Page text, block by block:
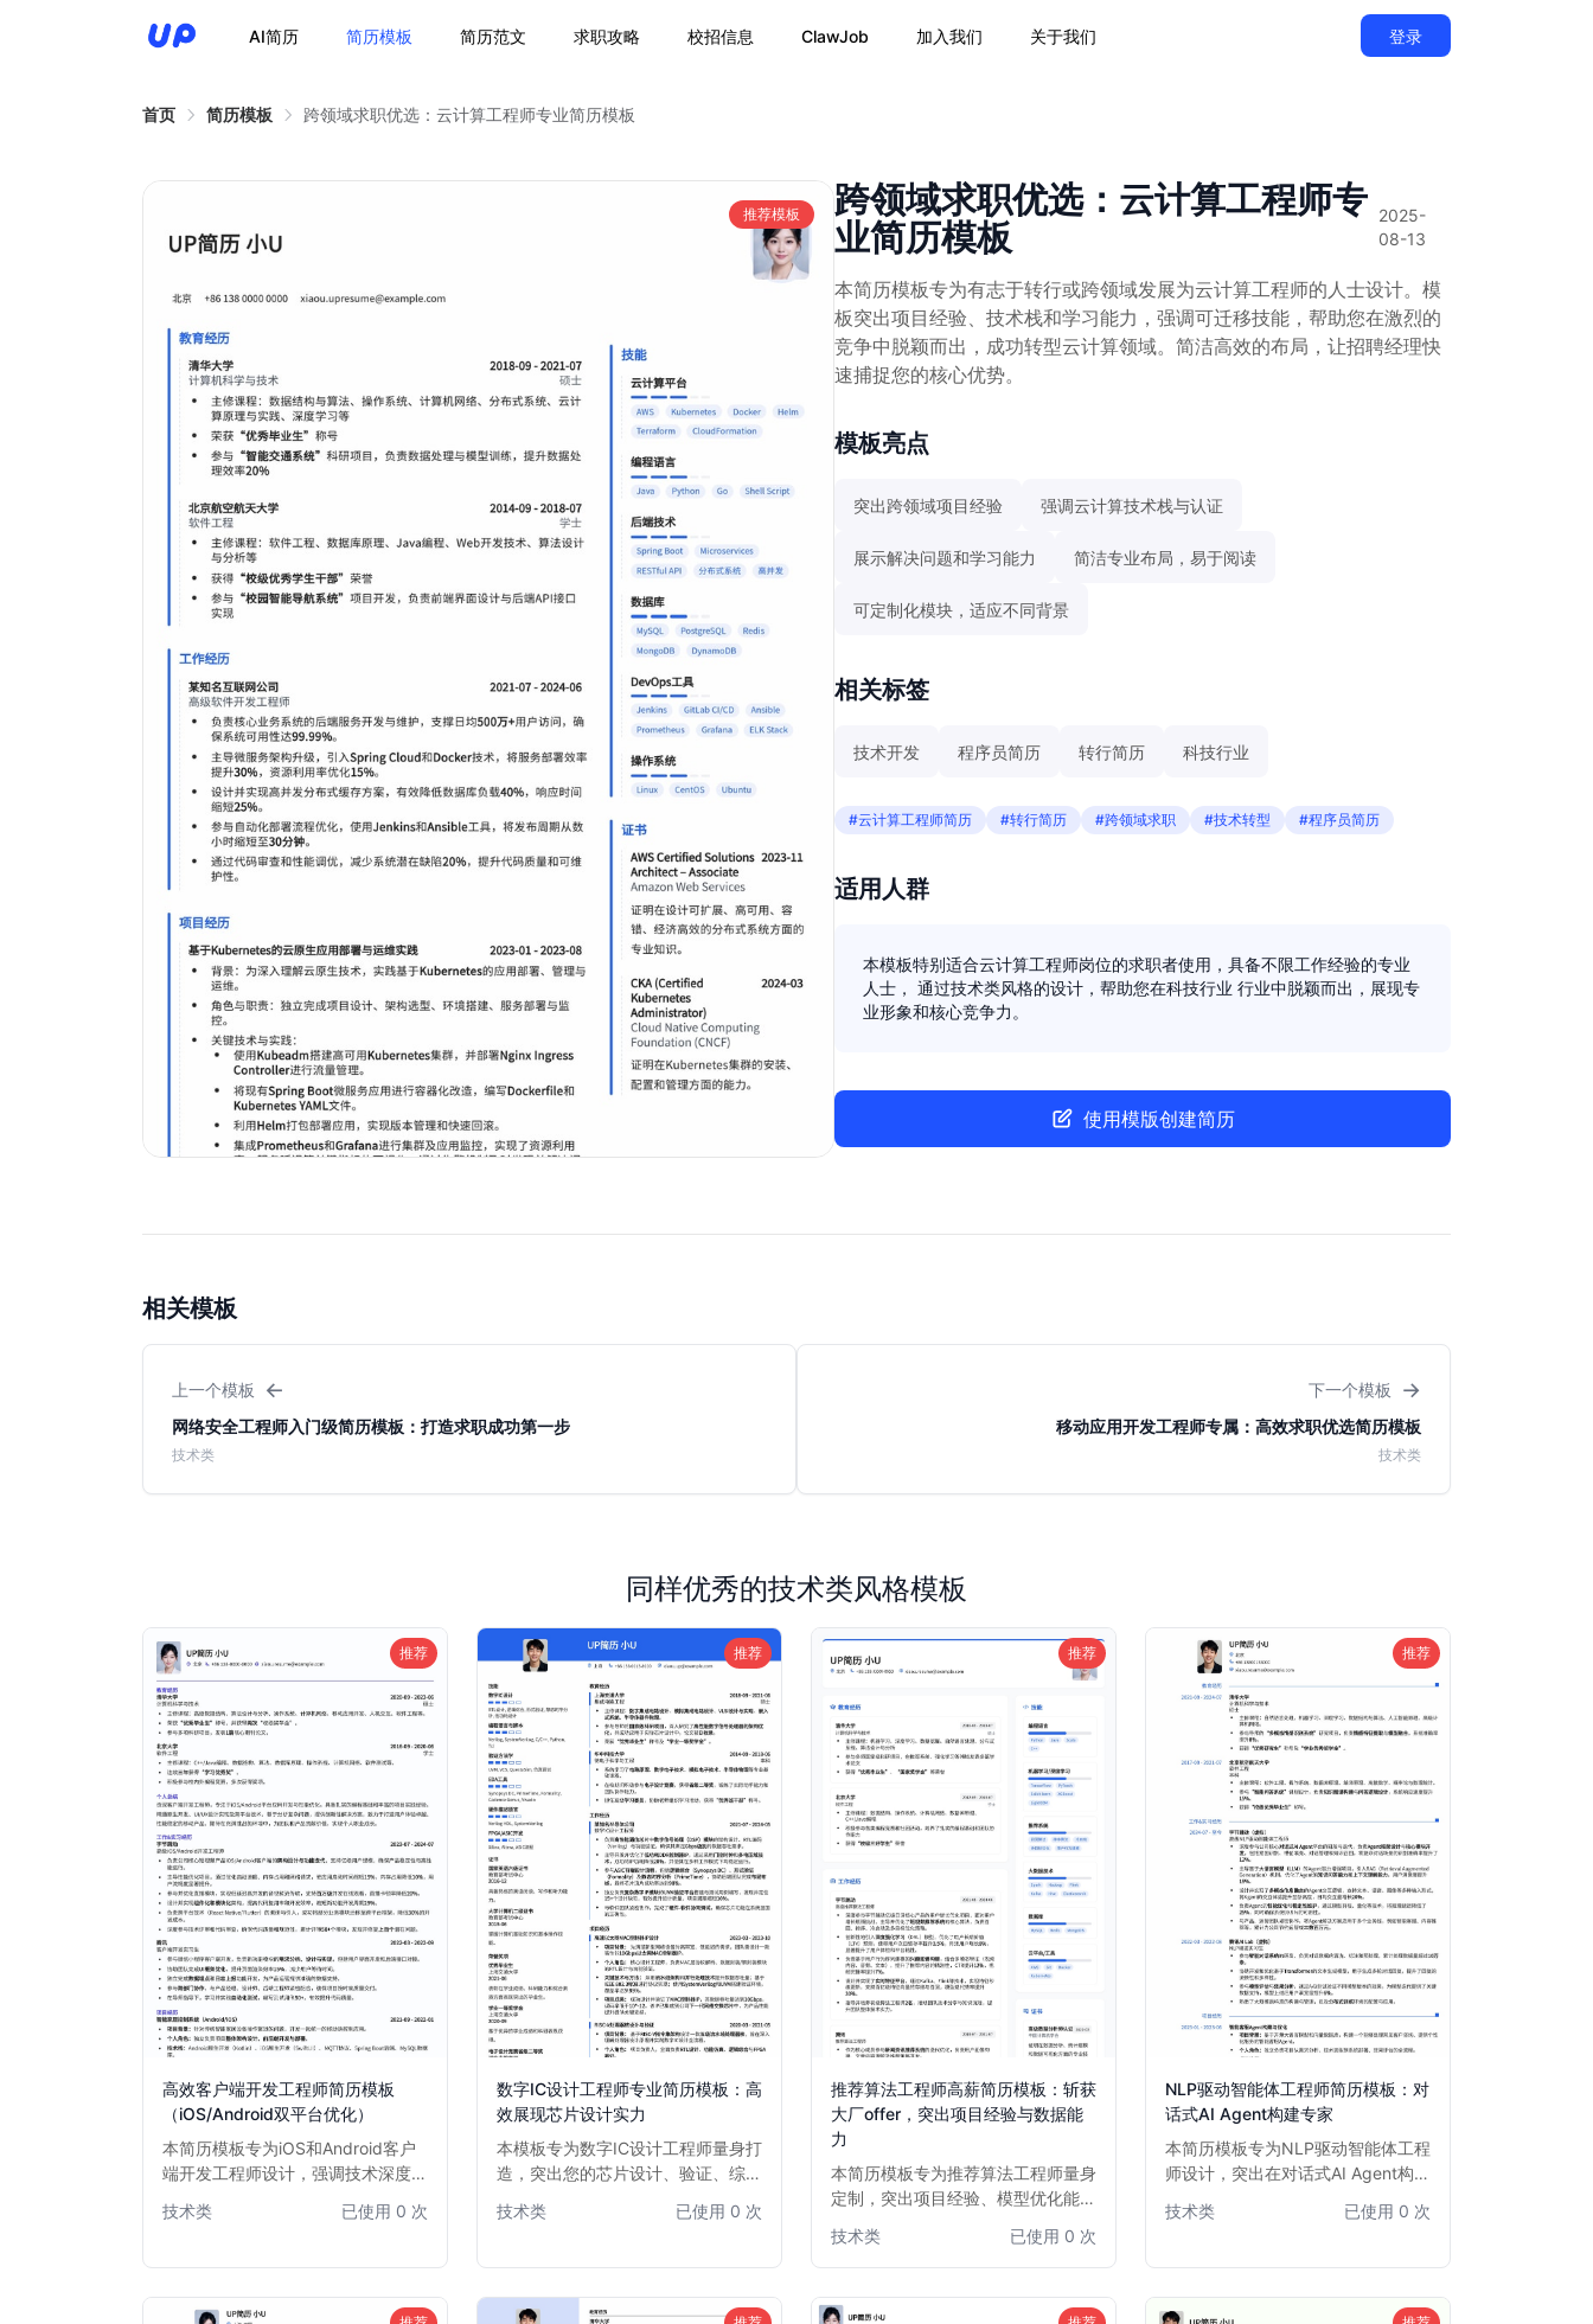
AI简历 简历模板 简历范文 求职攻略 校招信息 ClawJob 加入我们 关于我们 登录
首页 简历模板 跨领域求职优选：云计算工程师专业简历模板
推荐模板
跨领域求职优选：云计算工程师专
业简历模板
2025-
08-13
本简历模板专为有志于转行或跨领域发展为云计算工程师的人士设计。模
板突出项目经验、技术栈和学习能力，强调可迁移技能，帮助您在激烈的
竞争中脱颖而出，成功转型云计算领域。简洁高效的布局，让招聘经理快
速捕捉您的核心优势。
模板亮点
突出跨领域项目经验 强调云计算技术栈与认证
展示解决问题和学习能力 简洁专业布局，易于阅读
可定制化模块，适应不同背景
相关标签
技术开发 程序员简历 转行简历 科技行业
#云计算工程师简历 #转行简历 #跨领域求职 #技术转型 #程序员简历
适用人群
本模板特别适合云计算工程师岗位的求职者使用，具备不限工作经验的专业
人士， 通过技术类风格的设计，帮助您在科技行业 行业中脱颖而出，展现专
业形象和核心竞争力。
使用模版创建简历
相关模板
上一个模板 ←
网络安全工程师入门级简历模板：打造求职成功第一步
技术类
下一个模板 →
移动应用开发工程师专属：高效求职优选简历模板
技术类
同样优秀的技术类风格模板
推荐
高效客户端开发工程师简历模板
（iOS/Android双平台优化）
本简历模板专为iOS和Android客户
端开发工程师设计，强调技术深度与
技能、项目亮点和技术栈，帮助求职
iOS或Android双平台开发经验的工
程师。简洁专业的版面布局，确保信
技术类 已使用 0 次
推荐
数字IC设计工程师专业简历模板：高
效展现芯片设计实力
本模板专为数字IC设计工程师量身打
造，突出您的芯片设计、验证、综合
重点突出项目经验与技术成果，助您
心仪的数字IC设计职位面试机会。
技术类 已使用 0 次
推荐
推荐算法工程师高薪简历模板：斩获
大厂offer，突出项目经验与数据能
力
本简历模板专为推荐算法工程师量身
定制，突出项目经验、模型优化能力
和重点内容展示，帮助求职者在众多
简历中脱颖而出，直击HR和面试官
的关注点，提高面试邀约率。适用于
技术类 已使用 0 次
推荐
NLP驱动智能体工程师简历模板：对
话式AI Agent构建专家
本简历模板专为NLP驱动智能体工程
师设计，突出在对话式AI Agent构建
构清晰，重点强调自然语言处理技
Agent框架搭建等核心技能，助力求
职者快速获得面试机会。
技术类 已使用 0 次